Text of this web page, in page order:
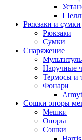
Рюкзаки и сумки
Рюкзаки
Сумки
Снаряжение
Наручные
Термосы и
Фонари
Сошки опоры
Мешки
Опоры
Сошки
Harris